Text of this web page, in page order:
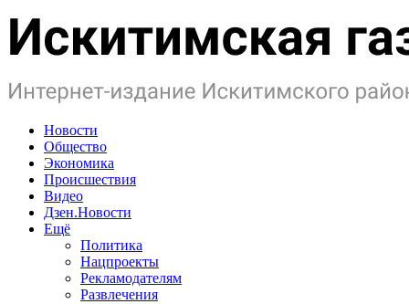
Новости
Общество
Экономика
Происшествия
Видео
Дзен.Новости
Ещё
Политика
Нацпроекты
Рекламодателям
Развлечения